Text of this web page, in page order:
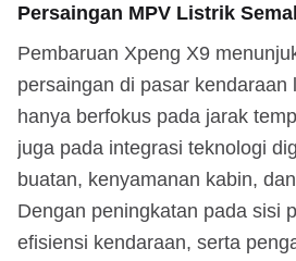
Persaingan MPV Listrik
Pembaruan Xpeng X9
persaingan di pasar kendaraan
hanya berfokus pada jarak
juga pada integrasi teknologi
buatan, kenyamanan kabin,
Dengan peningkatan pada sisi
efisiensi kendaraan, serta